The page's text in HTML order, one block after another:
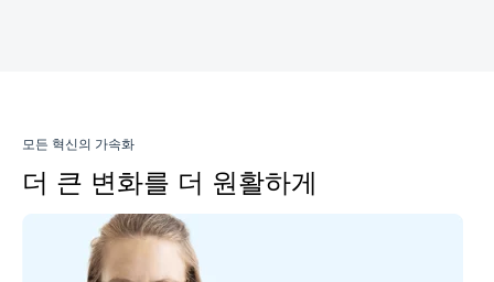
모든 혁신의 가속화
더 큰 변화를 더 원활하게